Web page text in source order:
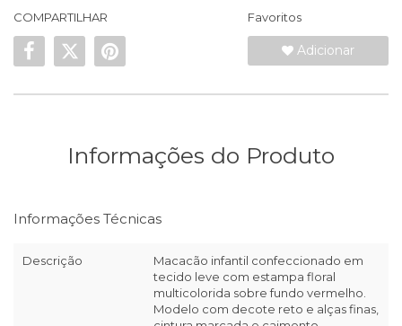
COMPARTILHAR Favoritos
Adicionar
Informações do Produto
Informações Técnicas
Descrição
Macacão infantil confeccionado em
tecido leve com estampa floral
multicolorida sobre fundo vermelho.
Modelo com decote reto e alças finas,